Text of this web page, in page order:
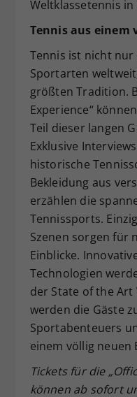
Weltklassetennis in
Tennis aus
Tennis ist nicht
Sportarten
größten Tradition.
Experience“
Teil dieser langen
Exklusive
historische
Bekleidung aus
erzählen die
Tennissports.
Szenen sorgen für
Einblicke.
Technologien
der State of the Art
werden die Gäste
Sportabenteuers
einem völlig neuen
Tickets für die
können ab sofort